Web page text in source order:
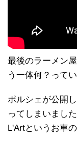
最後のラーメン
う一体何？って
ポルシェが公開
ってしまいまし
L'Artというお車